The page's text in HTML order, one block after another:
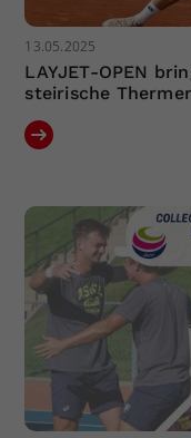
13.05.2025
LAYJET-OPEN
steirische